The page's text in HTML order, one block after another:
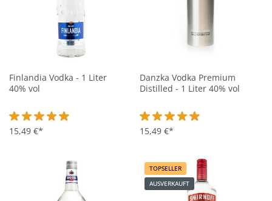
Finlandia Vodka - 1 Liter
40% vol
Durchschnittliche Bewertung von 4.8 von 5 Sternen
15,49 €*
Danzka Vodka Premium
Distilled - 1 Liter 40% vol
Durchschnittliche Bewertung
15,49 €*
TOPSELLER
AUSVERKAUFT